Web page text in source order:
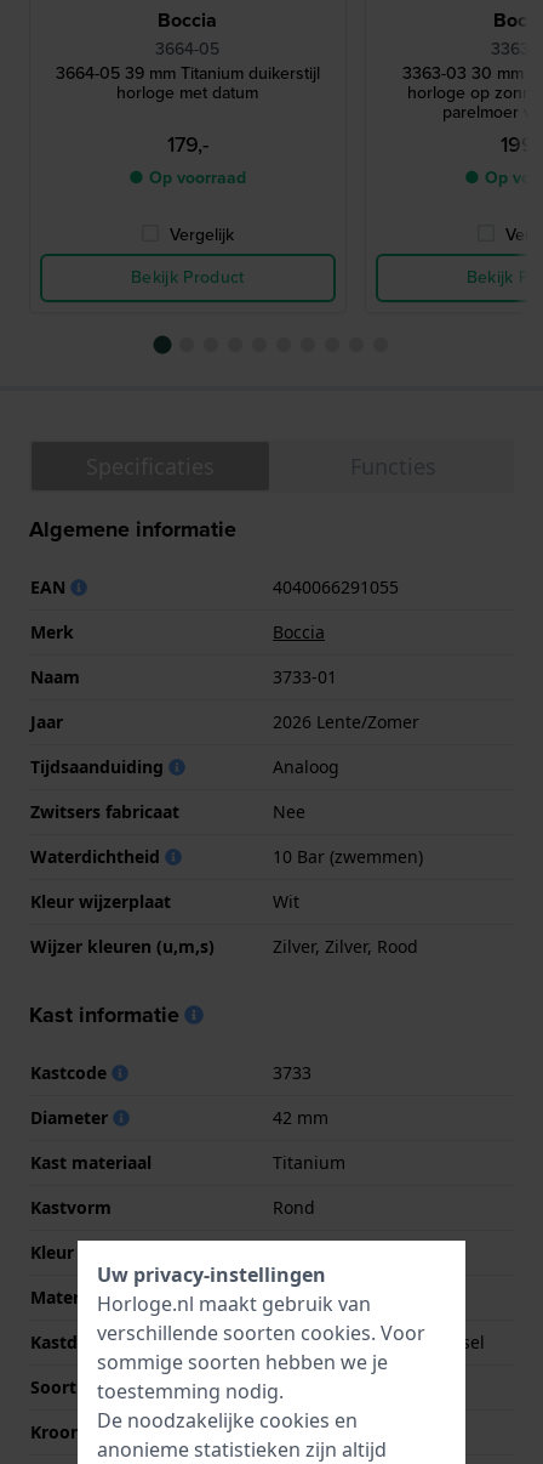
Boccia
3664-05
3664-05 39 mm Titanium duikerstijl
horloge met datum
179,-
● Op voorraad
Vergelijk
Bekijk Product
3363-
3363-03 30 mm
horloge op
parelmoer
● Op
Bekijk
Algemene informatie
EAN
4040066291055
Merk
Boccia
Naam
3733-01
Jaar
2026 Lente/Zomer
Tijdsaanduiding
Analoog
Zwitsers fabricaat
Nee
Waterdichtheid
10 Bar (zwemmen)
Kleur wijzerplaat
Wit
Wijzer kleuren (u,m,s)
Zilver, Zilver, Rood
Kast informatie
Kastcode
3733
Diameter
42 mm
Kast materiaal
Titanium
Kastvorm
Rond
Kleur kast
Materiaal kastdeksel
Titanium
Kastdeksel
Geschroefde achterdeksel
Soort glas
Mineraal
Kroon
Trek kroon
Uw privacy-instellingen
Horloge.nl maakt gebruik van
verschillende soorten cookies. Voor
sommige soorten hebben we je
toestemming nodig.
De noodzakelijke cookies en
anonieme statistieken zijn altijd